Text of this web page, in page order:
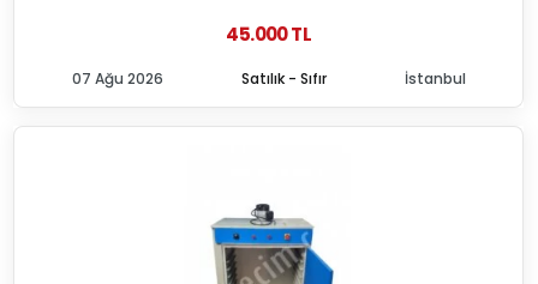
45.000 TL
Satılık - Sıfır
07 Ağu 2026 İstanbul